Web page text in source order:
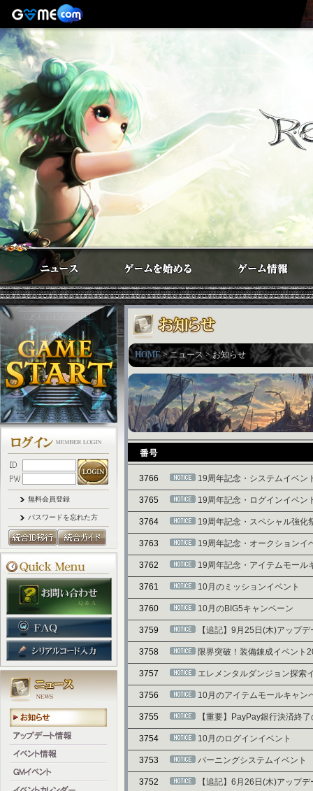
無料会員登録
パスワードを忘れた方
HOME> ニュース > お知らせ
3766 19周年記念・システムイベン
3765 19周年記念・ログインイベン
3764 19周年記念・スペシャル強化
3763 19周年記念・オークションイ
3762 19周年記念・アイテムモール
3761 10月のミッションイベント
3760 10月のBIG5キャンペーン
3759 【追記】9月25日(木)アップ
3758 限界突破！装備錬成イベント
3757 エレメンタルダンジョン探索
3756 10月のアイテムモールキャン
3755 【重要】PayPay銀行決済終
3754 10月のログインイベント
3753 バーニングシステムイベント
3752 【追記】6月26日(木)アップ